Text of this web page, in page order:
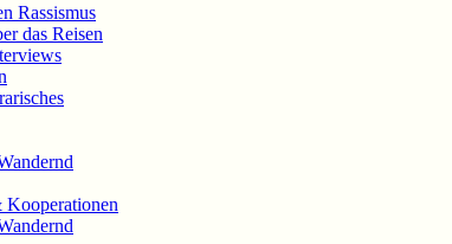
Rassismus
das Reisen
Kooperationen